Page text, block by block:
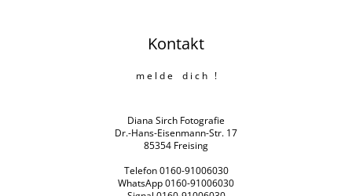
Kontakt
m e l d e d i c h !
Diana Sirch Fotografie
Dr.-Hans-Eisenmann-Str. 17
85354 Freising
Telefon 0160-91006030
WhatsApp 0160-91006030